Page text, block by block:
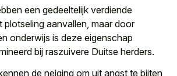
een gedeeltelijk verdiende
plotseling aanvallen, maar door
onderwijs is deze eigenschap
bij raszuivere Duitse herders.
de neiging om uit angst te bijten